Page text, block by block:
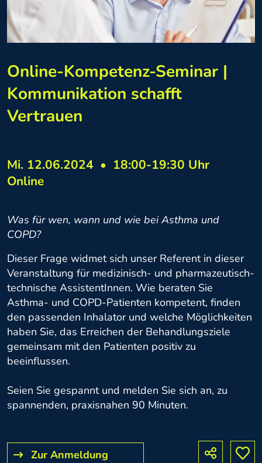
Online-Kompetenz-Seminar |
Kommunikation schafft
Vertrauen
Mi. 12.06.2024 • 18:00-19:30 Uhr
Online
Was für wen, wann und wie bei Asthma und
COPD?
Dieser Frage widmet sich unser Referent in dieser
Veranstaltung für medizinisch- und pharmazeutisch-
technische AssistentInnen. Wie beraten Sie
Asthma- und COPD-Patienten kompetent, finden
den passenden Inhalator und welche Möglichkeiten
haben Sie, das Erreichen der Behandlungsziele
gemeinsam mit den Patienten positiv zu
beeinflussen.
Seien Sie gespannt und melden Sie sich an, zu
spannenden, praxisnahen 90 Minuten.
Zur Anmeldung